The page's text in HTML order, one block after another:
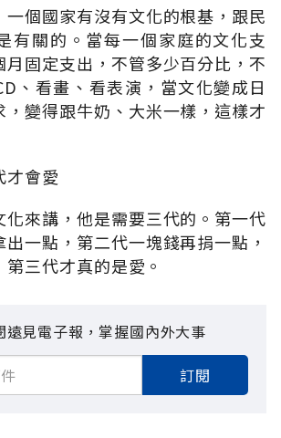
一個國家有沒有文化的根基，跟民
有關的。當每一個家庭的文化支
月固定支出，不管多少百分比，不
、看畫、看表演，當文化變成日
，變得跟牛奶、大米一樣，這樣才
才會愛
化來講，他是需要三代的。第一代
一點，第二代一塊錢再捐一點，
三代才真的是愛。
遠見電子報，掌握國內外大事
訂閱